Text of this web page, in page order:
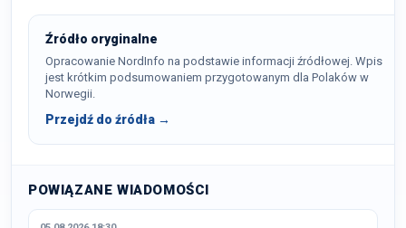
Źródło oryginalne
Opracowanie NordInfo na podstawie informacji źródłowej. Wpis
jest krótkim podsumowaniem przygotowanym dla Polaków w
Norwegii.
Przejdź do źródła →
POWIĄZANE WIADOMOŚCI